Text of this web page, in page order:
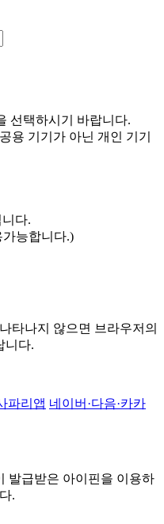
선택하시기 바랍니다.
용 기기가 아닌 개인 기기
다.
가능합니다.)
타나지 않으면 브라우저의
니다.
파리앱 네이버·다음·카카
발급받은 아이핀을 이용하
.